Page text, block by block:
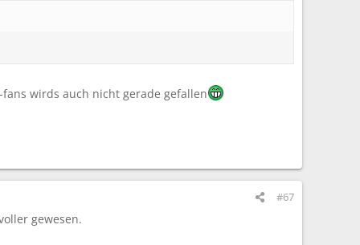
wirds auch nicht gerade gefallen
#67
gewesen.